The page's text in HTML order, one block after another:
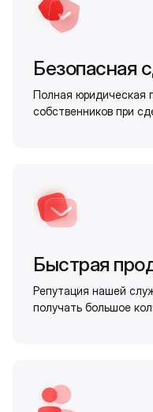
Безопасная
Полная юридическая
собственников при
Быстрая
Репутация нашей
получать большое